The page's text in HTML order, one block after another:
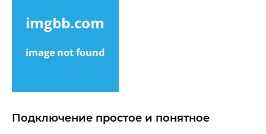
Подключение простое и понятное